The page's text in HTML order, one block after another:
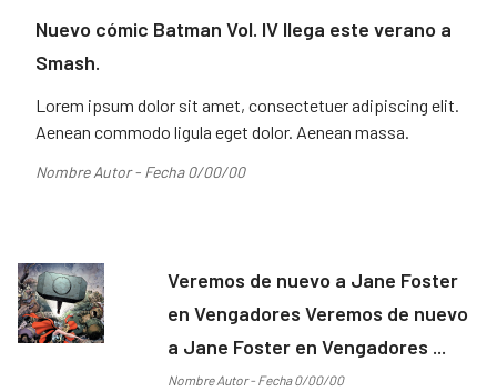
Nuevo cómic Batman Vol. IV llega este verano a
Smash.
Lorem ipsum dolor sit amet, consectetuer adipiscing elit.
Aenean commodo ligula eget dolor. Aenean massa.
Nombre Autor - Fecha 0/00/00
Veremos de nuevo a Jane Foster
en Vengadores Veremos de nuevo
a Jane Foster en Vengadores ...
Nombre Autor - Fecha 0/00/00